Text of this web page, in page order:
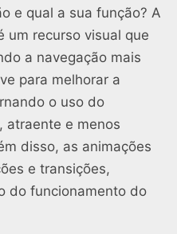
e qual a sua função? A
um recurso visual que
a navegação mais
para melhorar a
o uso do
atraente e menos
disso, as animações
e transições,
do funcionamento do